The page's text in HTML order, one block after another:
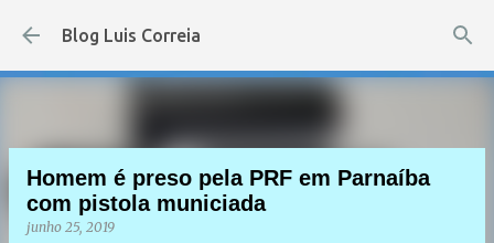
Pular para o conteúdo principal
Blog Luis Correia
Homem é preso pela PRF em Parnaíba
com pistola municiada
junho 25, 2019